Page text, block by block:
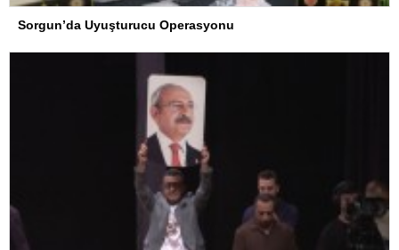
Sorgun’da Uyuşturucu Operasyonu